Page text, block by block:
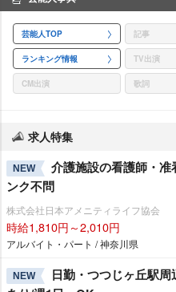
芸能人TOP 記事
ランキング情報 TV出演
CM出演 歌詞
求人特集
NEW
介護施設の看護師・
ンク不問
株式会社日本アメニティライフ協会
時給1,810円～2,010円
アルバイト・パート / 神奈川県
NEW
日勤・つつじヶ丘駅